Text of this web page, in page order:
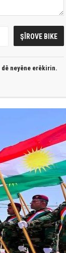
dê neyêne erêkirin.